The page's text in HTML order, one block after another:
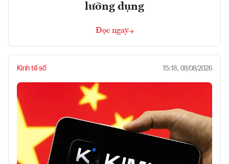
lưỡng dụng
Đọc ngay
Kinh tế số 15:18, 08/08/2026